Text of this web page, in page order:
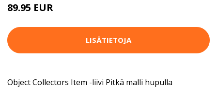
89.95 EUR
LISÄTIETOJA
Object Collectors Item -liivi Pitkä malli hupulla